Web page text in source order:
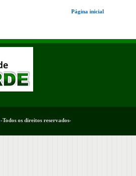
Página inicial
-Todos os direitos reservados-